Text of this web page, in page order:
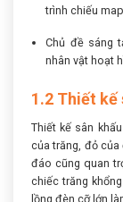
trình chiếu
Chủ đề sáng
nhân vật hoạt
1.2 Thiết kế
Thiết kế sân
của trăng, đỏ của
đáo cũng quan
chiếc trăng
lồng đèn cỡ lớn